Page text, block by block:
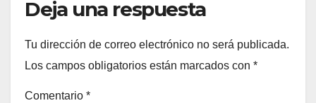
Deja una respuesta
Tu dirección de correo electrónico no será publicada.
Los campos obligatorios están marcados con *
Comentario *